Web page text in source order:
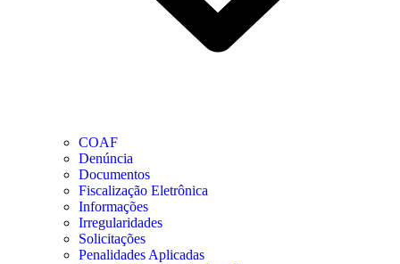
COAF
Denúncia
Documentos
Fiscalização Eletrônica
Informações
Irregularidades
Solicitações
Penalidades Aplicadas